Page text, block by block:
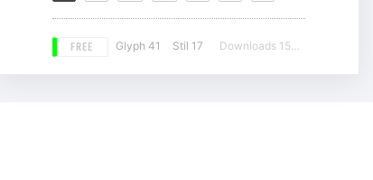
FREE Glyph 41 Stil 17 Downloads 15354